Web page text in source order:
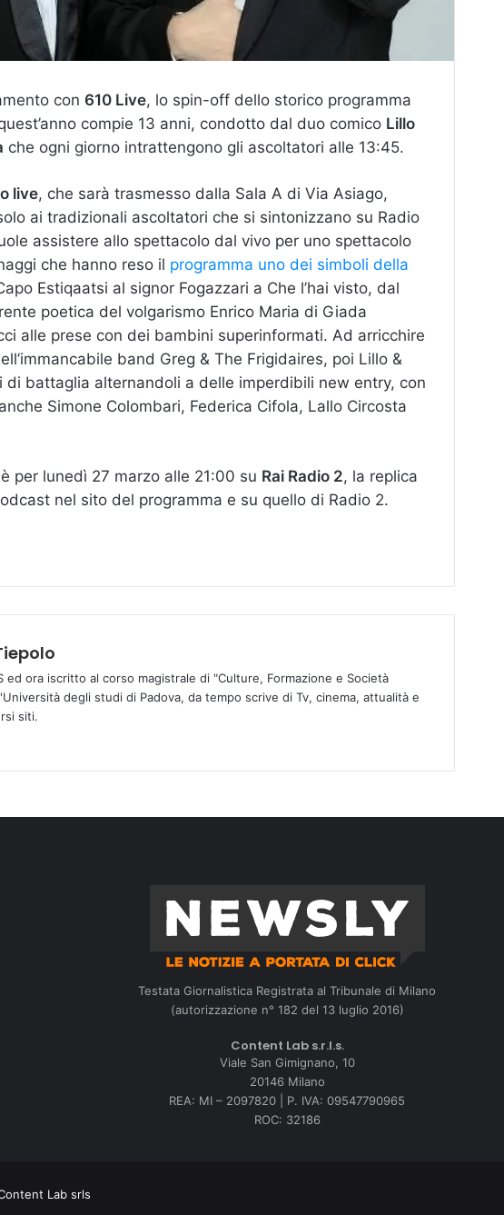
con 610 Live, lo spin-off dello storico programma
compie 13 anni, condotto dal duo comico Lillo
che ogni giorno intrattengono gli ascoltatori alle 13:45.
live, che sarà trasmesso dalla Sala A di Via Asiago,
ai tradizionali ascoltatori che si sintonizzano su Radio
assistere allo spettacolo dal vivo per uno spettacolo
che hanno reso il programma uno dei simboli della
Estiqaatsi al signor Fogazzari a Che l’hai visto, dal
poetica del volgarismo Enrico Maria di Giada
alle prese con dei bambini superinformati. Ad arricchire
band Greg & The Frigidaires, poi Lillo &
di battaglia alternandoli a delle imperdibili new entry, con
Simone Colombari, Federica Cifola, Lallo Circosta
è per lunedì 27 marzo alle 21:00 su Rai Radio 2, la replica
nel sito del programma e su quello di Radio 2.
ed ora iscritto al corso magistrale di "Culture, Formazione e Società
degli studi di Padova, da tempo scrive di Tv, cinema, attualità e
siti.
Testata Giornalistica Registrata al Tribunale di Milano
(autorizzazione n° 182 del 13 luglio 2016)
Content Lab s.r.l.s.
Viale San Gimignano, 10
20146 Milano
REA: MI – 2097820 | P. IVA: 09547790965
ROC: 32186
Lab srls